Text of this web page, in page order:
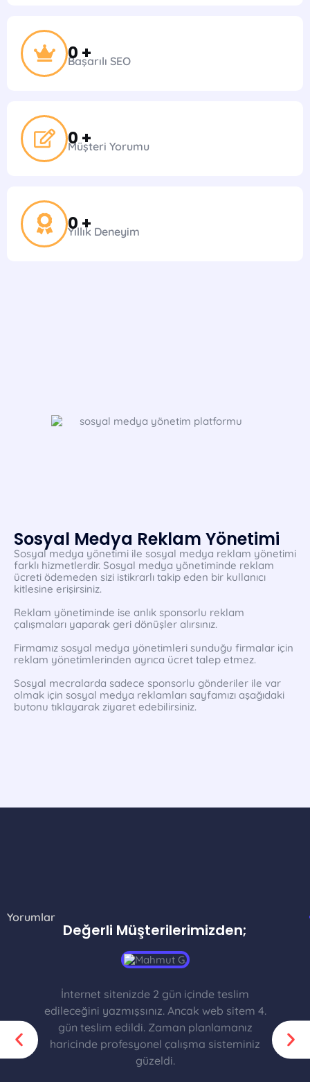
Başarılı SEO
0 +
Müşteri Yorumu
0 +
Yıllık Deneyim
0 +
Sosyal Medya Reklam Yönetimi
Sosyal medya yönetimi ile sosyal medya reklam yönetimi
farklı hizmetlerdir. Sosyal medya yönetiminde reklam
ücreti ödemeden sizi istikrarlı takip eden bir kullanıcı
kitlesine erişirsiniz.
Reklam yönetiminde ise anlık sponsorlu reklam
çalışmaları yaparak geri dönüşler alırsınız.
Firmamız sosyal medya yönetimleri sunduğu firmalar için
reklam yönetimlerinden ayrıca ücret talep etmez.
Sosyal mecralarda sadece sponsorlu gönderiler ile var
olmak için sosyal medya reklamları sayfamızı aşağıdaki
butonu tıklayarak ziyaret edebilirsiniz.
Yorumlar
Değerli Müşterilerimizden;
İnternet sitenizde 2 gün içinde teslim
edileceğini yazmışsınız. Ancak web sitem 4.
gün teslim edildi. Zaman planlamanız
haricinde profesyonel çalışma sisteminiz
güzeldi.